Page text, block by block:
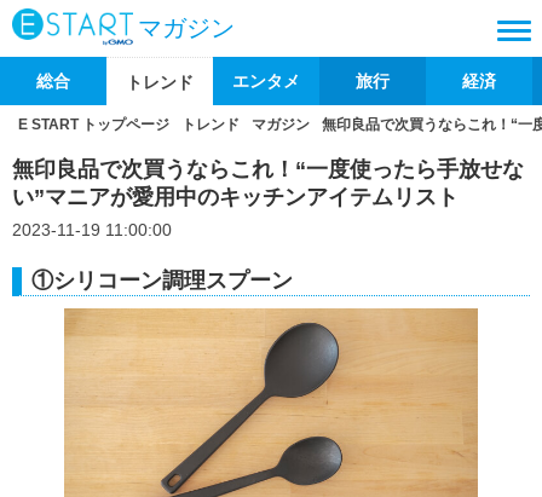
マガジン
総合 トレンド エンタメ 旅行 経済
E START トップページ トレンド マガジン 無印良品で次買うならこれ！“一
無印良品で次買うならこれ！“一度使ったら手放せな
い”マニアが愛用中のキッチンアイテムリスト
2023-11-19 11:00:00
①シリコーン調理スプーン